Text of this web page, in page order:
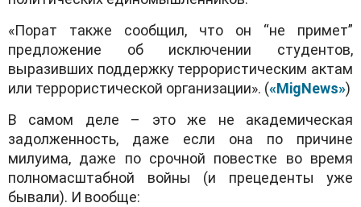
«Порат также сообщил, что он “не примет”
предложение об исключении студентов,
выразивших поддержку террористическим актам
или террористической организации». («MigNews»)
В самом деле – это же не академическая
задолженность, даже если она по причине
милуима, даже по срочной повестке во время
полномасштабной войны (и прецеденты уже
бывали). И вообще: